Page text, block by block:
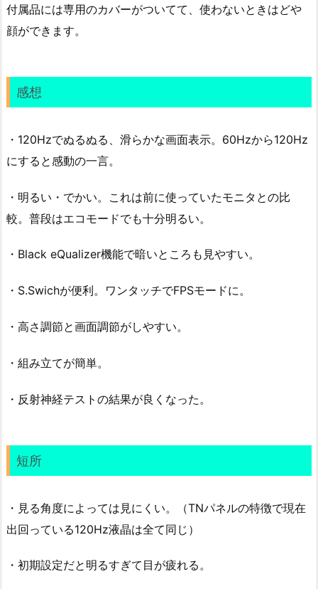
付属品には専用のカバーがついてて、使わないときはどや
顔ができます。
感想
・120Hzでぬるぬる、滑らかな画面表示。60Hzから120Hz
にすると感動の一言。
・明るい・でかい。これは前に使っていたモニタとの比
較。普段はエコモードでも十分明るい。
・Black eQualizer機能で暗いところも見やすい。
・S.Swichが便利。ワンタッチでFPSモードに。
・高さ調節と画面調節がしやすい。
・組み立てが簡単。
・反射神経テストの結果が良くなった。
短所
・見る角度によっては見にくい。（TNパネルの特徴で現在
出回っている120Hz液晶は全て同じ）
・初期設定だと明るすぎて目が疲れる。